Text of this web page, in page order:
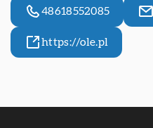
48618552085
https://ole.pl